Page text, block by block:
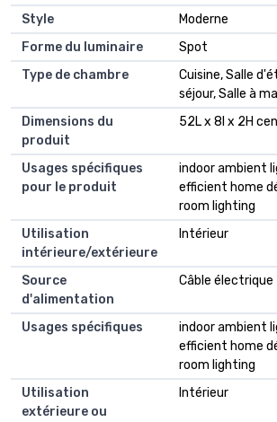
Style
Moderne
Forme du luminaire
Spot
Type de chambre
Cuisine, Salle
séjour, Salle à
Dimensions du
produit
52L x 8l x 2H
Usages spécifiques
pour le produit
indoor ambient
efficient home
room lighting
Utilisation
intérieure/extérieure
Intérieur
Source
d'alimentation
Câble électrique
Usages spécifiques
indoor ambient
efficient home
room lighting
Utilisation
extérieure ou
Intérieur